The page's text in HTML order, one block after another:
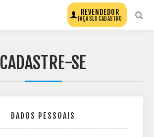
REVENDEDOR
FAÇA SEU CADASTRO
CADASTRE-SE
DADOS PESSOAIS